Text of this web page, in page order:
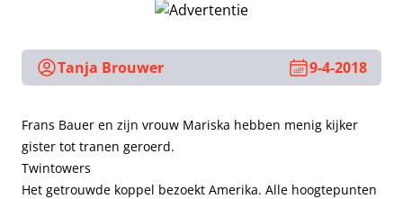
Tanja Brouwer 9-4-2018
Frans Bauer en zijn vrouw Mariska hebben menig kijker
gister tot tranen geroerd.
Twintowers
Het getrouwde koppel bezoekt Amerika. Alle hoogtepunten